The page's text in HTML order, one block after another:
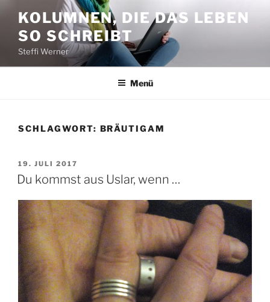
Inhalt
springen
KOLUMNEN, DIE DAS LEBEN
SO SCHREIBT
Steffi Werner
Menü
SCHLAGWORT: BRÄUTIGAM
VERÖFFENTLICHT
AM
19. JULI 2017
Du kommst aus Uslar, wenn …